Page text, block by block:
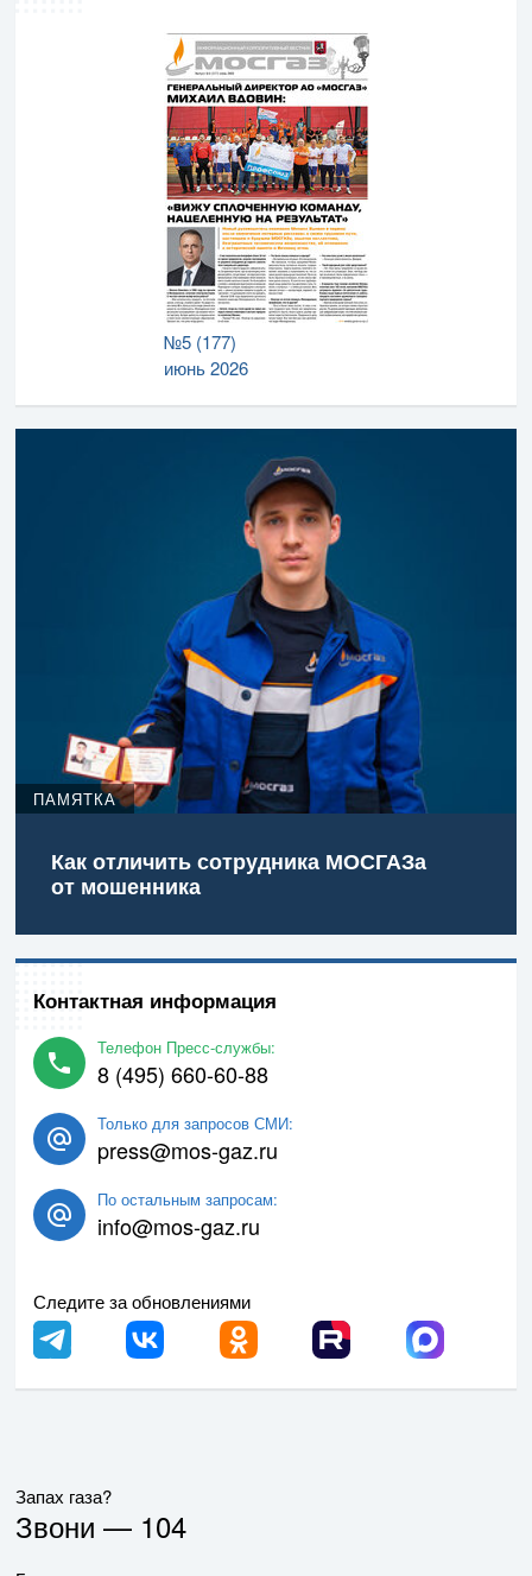
№5 (177)
июнь 2026
ПАМЯТКА
Как отличить сотрудника МОСГАЗа
от мошенника
Контактная информация
Телефон Пресс-службы:
8 (495) 660-60-88
Только для запросов СМИ:
press@mos-gaz.ru
По остальным запросам:
info@mos-gaz.ru
Следите за обновлениями
Запах газа?
Звони — 104